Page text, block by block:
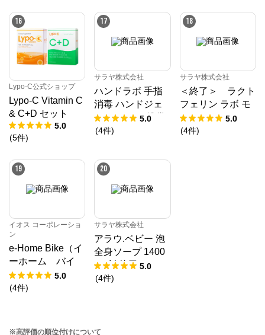
16
Lypo-C公式ショップ
Lypo-C Vitamin C
& C+D セット
5.0
(5件)
17
サラヤ株式会社
ハンドラボ 手指
消毒 ハンドジェ
ル VS 40mL 携帯
用 【指定医薬部
5.0
(4件)
18
サラヤ株式会社
＜終了＞ ラクト
フェリン ラボ モ
イストベールクリ
ア ソープ 100g
5.0
(4件)
19
イオス コーポレーショ
ン
e-Home Bike（イ
ーホーム バイ
ク）フィットネス
バイク ホワイ
5.0
(4件)
20
サラヤ株式会社
アラウ.ベビー 泡
全身ソープ 1400
mL 詰替用 5.0
(4件)
※高評価の順位付けについて